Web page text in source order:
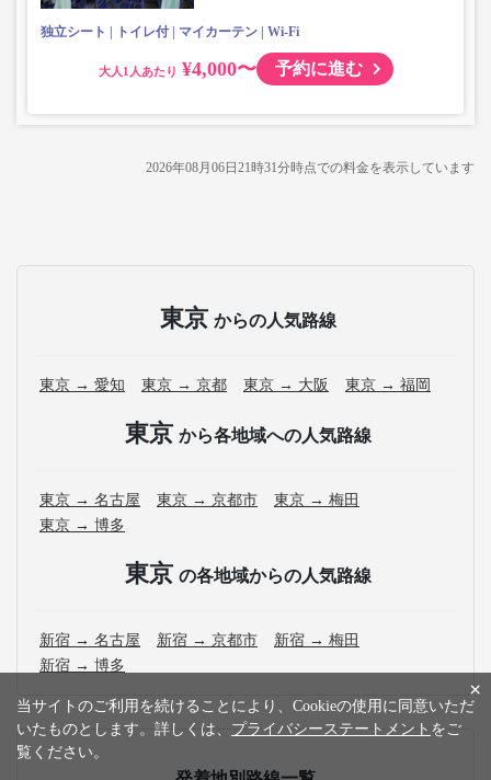
独立シート トイレ付 マイカーテン Wi-Fi
大人 ¥4,000〜 予約に進む
2026年08月06日21時31分時点での料金を表示しています
東京 からの人気路線
東京 → 愛知 東京 → 京都 東京 → 大阪 東京 → 福岡
東京 から各地域への人気路線
東京 → 名古屋 東京 → 京都市
東京 → 梅田
東京 → 博多
東京 の各地域からの人気路線
新宿 → 名古屋 新宿 → 京都市
新宿 → 梅田
新宿 → 博多
×
当サイトのご利用を続けることにより、Cookieの使用に同意いただ
いたものとします。詳しくは、 プライバシーステートメント をご
覧ください。